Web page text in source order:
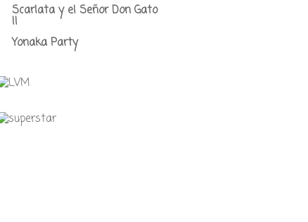
Scarlata y el Señor Don Gato
II
Yonaka Party